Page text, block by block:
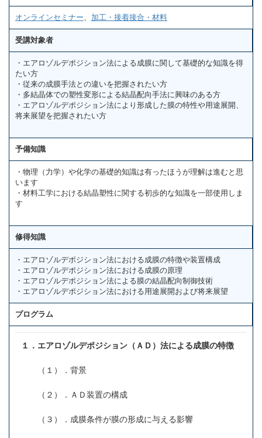
オンラインセミナー、 加工・接着接合・材料
受講対象者
・エアロゾルデポジション法による成膜に関して基礎的な知識を得
たい方
・従来の成膜手法との違いを把握されたい方
・多結晶体での塑性変形による結晶配向手法に興味のある方
・エアロゾルデポジション法により形成した膜の特性や用途展開、
将来展望を把握されたい方
予備知識
・物理（力学）や化学の基礎的知識は有ったほうが理解は進むと思
います
・材料工学における結晶塑性に関する初歩的な知識を一部使用しま
す
修得知識
・エアロゾルデポジション法における成膜の特徴や装置構成
・エアロゾルデポジション法における成膜の原理
・エアロゾルデポジション法による膜の結晶配向制御技術
・エアロゾルデポジション法における用途展開および将来展望
プログラム
１．エアロゾルデポジション（ＡＤ）法による成膜の特徴
（１）．背景
（２）．ＡＤ装置の構成
（３）．成膜条件が膜の形成に与える影響